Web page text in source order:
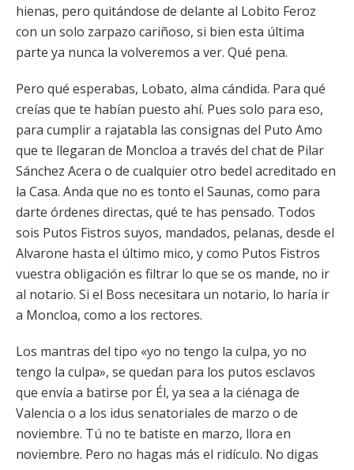
hienas, pero quitándose de delante al Lobito Feroz
con un solo zarpazo cariñoso, si bien esta última
parte ya nunca la volveremos a ver. Qué pena.
Pero qué esperabas, Lobato, alma cándida. Para qué
creías que te habían puesto ahí. Pues solo para eso,
para cumplir a rajatabla las consignas del Puto Amo
que te llegaran de Moncloa a través del chat de Pilar
Sánchez Acera o de cualquier otro bedel acreditado en
la Casa. Anda que no es tonto el Saunas, como para
darte órdenes directas, qué te has pensado. Todos
sois Putos Fistros suyos, mandados, pelanas, desde el
Alvarone hasta el último mico, y como Putos Fistros
vuestra obligación es filtrar lo que se os mande, no ir
al notario. Si el Boss necesitara un notario, lo haría ir
a Moncloa, como a los rectores.
Los mantras del tipo «yo no tengo la culpa, yo no
tengo la culpa», se quedan para los putos esclavos
que envía a batirse por Él, ya sea a la ciénaga de
Valencia o a los idus senatoriales de marzo o de
noviembre. Tú no te batiste en marzo, llora en
noviembre. Pero no hagas más el ridículo. No digas